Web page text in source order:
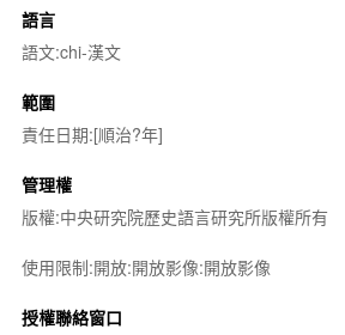
語言
語文:chi-漢文
範圍
責任日期:[順治?年]
管理權
版權:中央研究院歷史語言研究所版權所有
使用限制:開放:開放影像:開放影像
授權聯絡窗口